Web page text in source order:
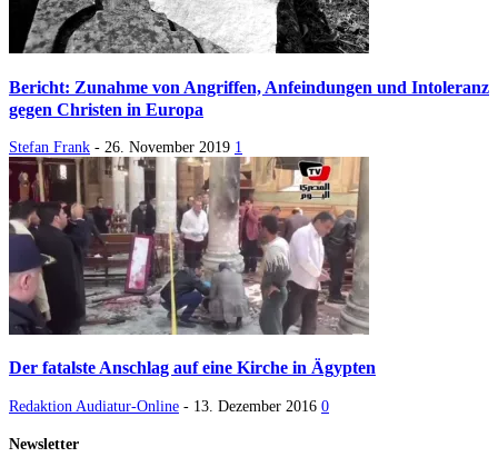
Bericht: Zunahme von Angriffen, Anfeindungen und Intoleranz
gegen Christen in Europa
Stefan Frank - 26. November 2019 1
Der fatalste Anschlag auf eine Kirche in Ägypten
Redaktion Audiatur-Online - 13. Dezember 2016 0
Newsletter